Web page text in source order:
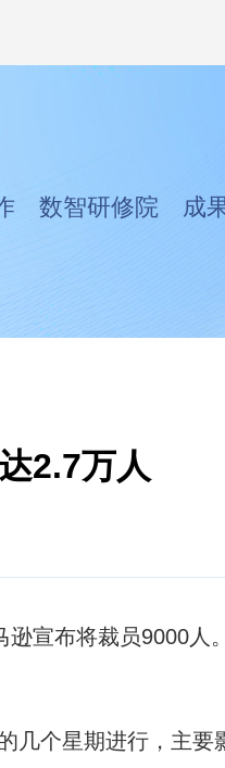
数智研修院 成
2.7万人
宣布将裁员9000人
个星期进行，主要